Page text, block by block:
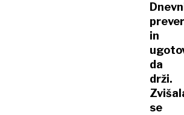
in
da
drži.
se